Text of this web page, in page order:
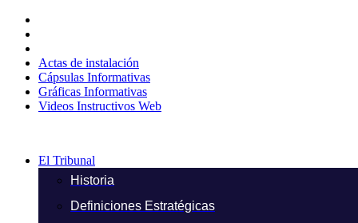
contenido
Actas de instalación
Cápsulas Informativas
Gráficas Informativas
Videos Instructivos Web
El Tribunal
Historia
Definiciones Estratégicas